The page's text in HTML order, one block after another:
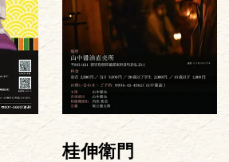
桂伸衛門